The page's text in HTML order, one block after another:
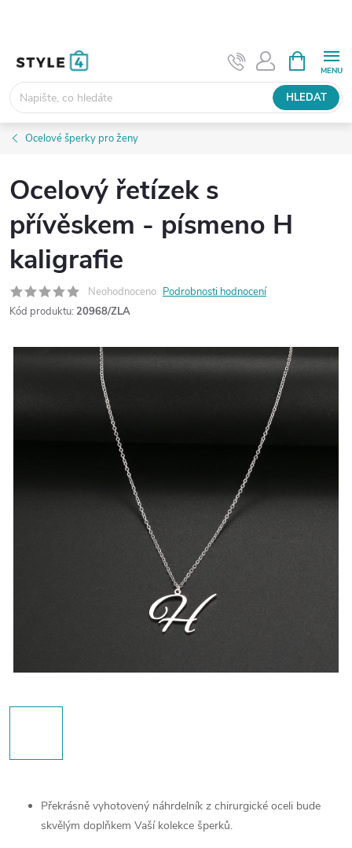
HLEDAT
NÁKUPNÍ
KOŠÍK
Ocelové šperky pro ženy
Ocelový řetízek s
přívěskem - písmeno H
kaligrafie
Neohodnoceno Podrobnosti hodnocení
Kód produktu: 20968/ZLA
Překrásně vyhotovený náhrdelník z chirurgické oceli bude
skvělým doplňkem Vaší kolekce šperků.